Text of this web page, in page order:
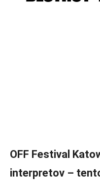
OFF Festival
interpretov –